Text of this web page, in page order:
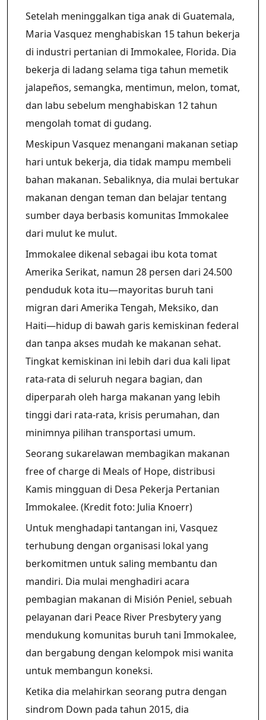
Setelah meninggalkan tiga anak di Guatemala,
Maria Vasquez menghabiskan 15 tahun bekerja
di industri pertanian di Immokalee, Florida. Dia
bekerja di ladang selama tiga tahun memetik
jalapeños, semangka, mentimun, melon, tomat,
dan labu sebelum menghabiskan 12 tahun
mengolah tomat di gudang.
Meskipun Vasquez menangani makanan setiap
hari untuk bekerja, dia tidak mampu membeli
bahan makanan. Sebaliknya, dia mulai bertukar
makanan dengan teman dan belajar tentang
sumber daya berbasis komunitas Immokalee
dari mulut ke mulut.
Immokalee dikenal sebagai ibu kota tomat
Amerika Serikat, namun 28 persen dari 24.500
penduduk kota itu—mayoritas buruh tani
migran dari Amerika Tengah, Meksiko, dan
Haiti—hidup di bawah garis kemiskinan federal
dan tanpa akses mudah ke makanan sehat.
Tingkat kemiskinan ini lebih dari dua kali lipat
rata-rata di seluruh negara bagian, dan
diperparah oleh harga makanan yang lebih
tinggi dari rata-rata, krisis perumahan, dan
minimnya pilihan transportasi umum.
Seorang sukarelawan membagikan makanan
free of charge di Meals of Hope, distribusi
Kamis mingguan di Desa Pekerja Pertanian
Immokalee. (Kredit foto: Julia Knoerr)
Untuk menghadapi tantangan ini, Vasquez
terhubung dengan organisasi lokal yang
berkomitmen untuk saling membantu dan
mandiri. Dia mulai menghadiri acara
pembagian makanan di Misión Peniel, sebuah
pelayanan dari Peace River Presbytery yang
mendukung komunitas buruh tani Immokalee,
dan bergabung dengan kelompok misi wanita
untuk membangun koneksi.
Ketika dia melahirkan seorang putra dengan
sindrom Down pada tahun 2015, dia